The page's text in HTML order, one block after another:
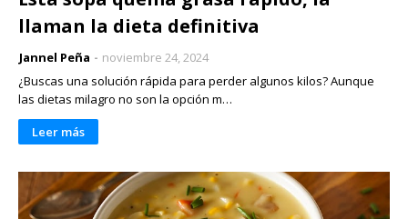
llaman la dieta definitiva
Jannel Peña
noviembre 24, 2024
¿Buscas una solución rápida para perder algunos kilos? Aunque
las dietas milagro no son la opción m…
Leer más